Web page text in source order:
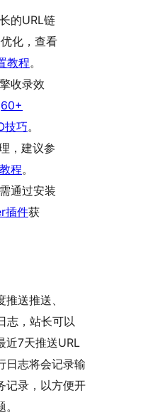
的URL链
化，查看
教程。
收录效
60+
技巧。
，建议参
程。
通过安装
插件获
送推送、
志，站长可以
近7天推送URL
日志将会记录输
记录，以方便开